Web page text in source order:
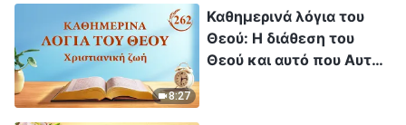
8:27
Καθημερινά λόγια του
Θεού: Η διάθεση του
Θεού και αυτό που Αυτός